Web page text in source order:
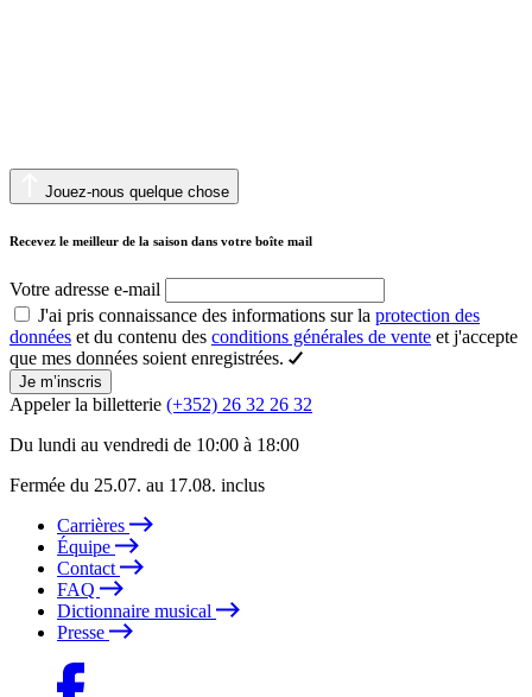
Jouez-nous quelque chose
Recevez le meilleur de la saison dans votre boîte mail
Votre adresse e-mail
J'ai pris connaissance des informations sur la protection des
données et du contenu des conditions générales de vente et j'accepte
que mes données soient enregistrées.
Je m’inscris
Appeler la billetterie (+352) 26 32 26 32
Du lundi au vendredi de 10:00 à 18:00
Fermée du 25.07. au 17.08. inclus
Carrières
Équipe
Contact
FAQ
Dictionnaire musical
Presse